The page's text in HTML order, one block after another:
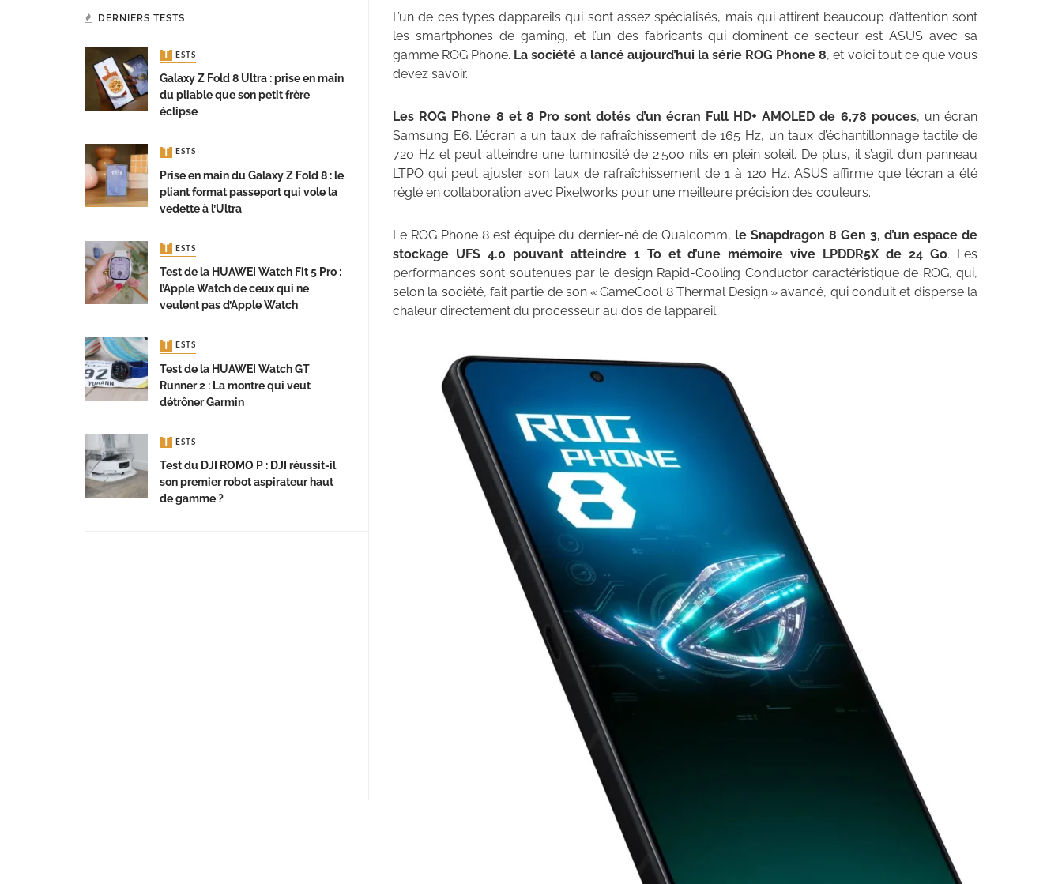
L’un de ces types d’appareils qui sont assez spécialisés, mais qui attirent beaucoup d’attention sont
les smartphones de gaming, et l’un des fabricants qui dominent ce secteur est ASUS avec sa
gamme ROG Phone. La société a lancé aujourd’hui la série ROG Phone 8, et voici tout ce que vous
devez savoir.
Les ROG Phone 8 et 8 Pro sont dotés d’un écran Full HD+ AMOLED de 6,78 pouces, un écran
Samsung E6. L’écran a un taux de rafraîchissement de 165 Hz, un taux d’échantillonnage tactile de
720 Hz et peut atteindre une luminosité de 2 500 nits en plein soleil. De plus, il s’agit d’un panneau
LTPO qui peut ajuster son taux de rafraîchissement de 1 à 120 Hz. ASUS affirme que l’écran a été
réglé en collaboration avec Pixelworks pour une meilleure précision des couleurs.
Le ROG Phone 8 est équipé du dernier-né de Qualcomm, le Snapdragon 8 Gen 3, d’un espace de
stockage UFS 4.0 pouvant atteindre 1 To et d’une mémoire vive LPDDR5X de 24 Go. Les
performances sont soutenues par le design Rapid-Cooling Conductor caractéristique de ROG, qui,
selon la société, fait partie de son « GameCool 8 Thermal Design » avancé, qui conduit et disperse la
chaleur directement du processeur au dos de l’appareil.
DERNIERS TESTS
TESTS
Galaxy Z Fold 8 Ultra : prise en main
du pliable que son petit frère
éclipse
TESTS
Prise en main du Galaxy Z Fold 8 : le
pliant format passeport qui vole la
vedette à l’Ultra
TESTS
Test de la HUAWEI Watch Fit 5 Pro :
l’Apple Watch de ceux qui ne
veulent pas d’Apple Watch
TESTS
Test de la HUAWEI Watch GT
Runner 2 : La montre qui veut
détrôner Garmin
TESTS
Test du DJI ROMO P : DJI réussit-il
son premier robot aspirateur haut
de gamme ?